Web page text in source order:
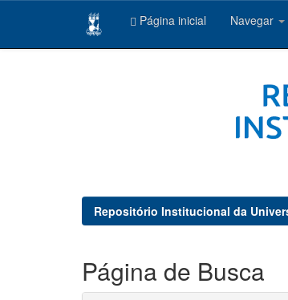
Página inicial Navegar
Repositório Institucional da
Página de Busca